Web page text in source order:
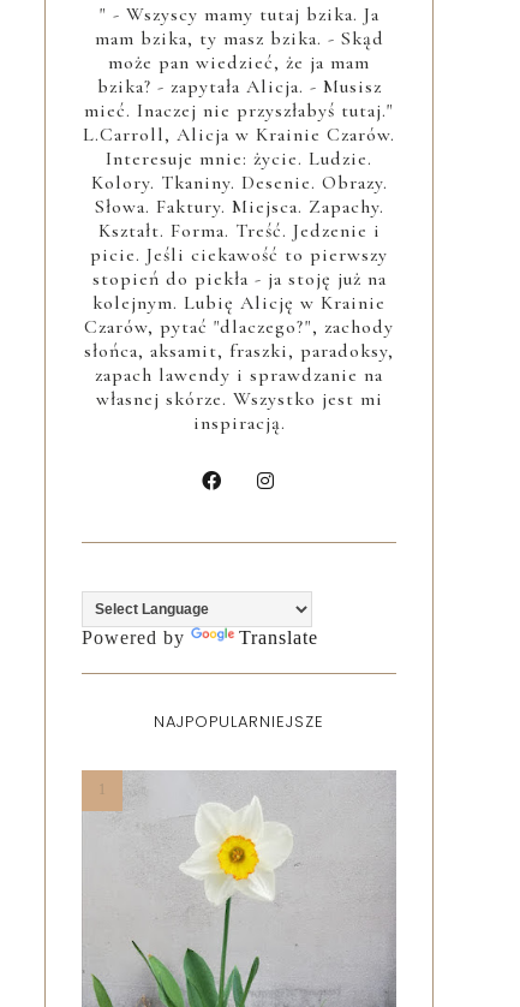
" - Wszyscy mamy tutaj bzika. Ja
mam bzika, ty masz bzika. - Skąd
może pan wiedzieć, że ja mam
bzika? - zapytała Alicja. - Musisz
mieć. Inaczej nie przyszłabyś tutaj."
L.Carroll, Alicja w Krainie Czarów.
Interesuje mnie: życie. Ludzie.
Kolory. Tkaniny. Desenie. Obrazy.
Słowa. Faktury. Miejsca. Zapachy.
Kształt. Forma. Treść. Jedzenie i
picie. Jeśli ciekawość to pierwszy
stopień do piekła - ja stoję już na
kolejnym. Lubię Alicję w Krainie
Czarów, pytać "dlaczego?", zachody
słońca, aksamit, fraszki, paradoksy,
zapach lawendy i sprawdzanie na
własnej skórze. Wszystko jest mi
inspiracją.
Powered by Translate
NAJPOPULARNIEJSZE